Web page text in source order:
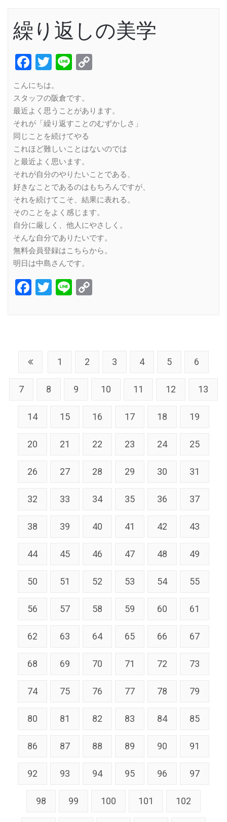
繰り返しの美学
Facebook
Twitter
Line
こんにちは。
スタッフの阪倉です。
最近よく思うことがあります。
それが「繰り返すことのむずかしさ」
同じことを続けてやる
これほど難しいことはないのでは
と最近よく思います。
それが自分のやりたいことである、
好きなことであるのはもちろんですが、
それを続けてこそ、結果に表れる。
そのことをよく感じます。
自分に厳しく、他人にやさしく。
そんな自分でありたいです。
無料会員登録はこちらから。
明日は中島さんです。
Facebook
Twitter
Line
1 2 3 4 5 6
7 8 9 10 11 12 13
14 15 16 17 18 19
20 21 22 23 24 25
26 27 28 29 30 31
32 33 34 35 36 37
38 39 40 41 42 43
44 45 46 47 48 49
50 51 52 53 54 55
56 57 58 59 60 61
62 63 64 65 66 67
68 69 70 71 72 73
74 75 76 77 78 79
80 81 82 83 84 85
86 87 88 89 90 91
92 93 94 95 96 97
98 99 100 101 102